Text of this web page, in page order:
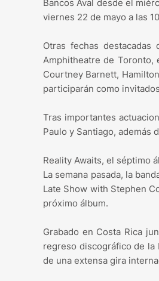
Bancos Aval desde el
viernes 22 de mayo a las
Otras fechas
Amphitheatre de Toronto,
Courtney Barnett,
participarán como
Tras importantes
Paulo y Santiago, además
Reality Awaits, el séptimo
La semana pasada, la
Late Show with Stephen
próximo álbum.
Grabado en Costa Rica
regreso discográfico de la
de una extensa gira